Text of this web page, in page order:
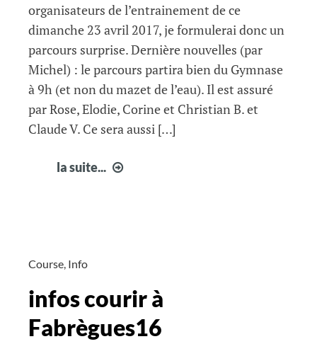
organisateurs de l’entrainement de ce
dimanche 23 avril 2017, je formulerai donc un
parcours surprise. Dernière nouvelles (par
Michel) : le parcours partira bien du Gymnase
à 9h (et non du mazet de l’eau). Il est assuré
par Rose, Elodie, Corine et Christian B. et
Claude V. Ce sera aussi […]
la suite...
Course Info
infos courir à
Fabrègues16